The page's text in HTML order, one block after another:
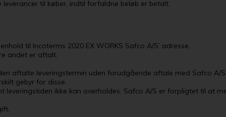
til køber, indtil forfaldne beløb er betalt.
til Incoterms 2020 EX WORKS Safco A/S’ adresse.
andet er aftalt.
aftalte leveringstermin uden forudgående aftale med Safco A/
gebyr for disse.
leveringstiden ikke kan overholdes. Safco A/S er forpligtet til at